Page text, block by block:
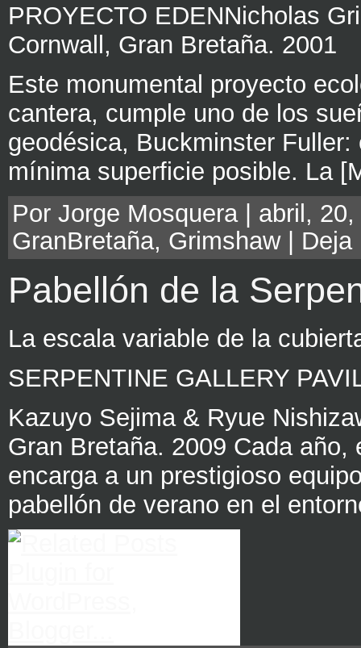
PROYECTO EDENNicholas
Cornwall, Gran Bretaña. 2001
Este monumental proyecto
cantera, cumple uno de los
geodésica, Buckminster
mínima superficie posible. La
Por Jorge Mosquera | abril,
GranBretaña, Grimshaw| Deja
Pabellón de la
La escala variable de la
SERPENTINE GALLERY
Kazuyo Sejima & Ryue
Gran Bretaña. 2009 Cada
encarga a un prestigioso
pabellón de verano en el